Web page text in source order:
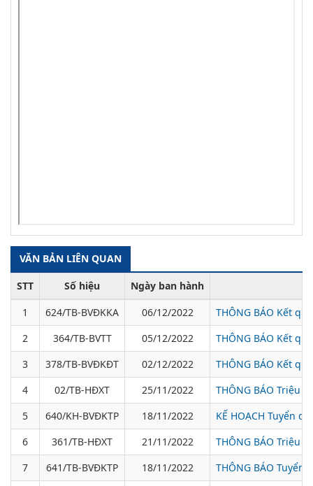
VĂN BẢN LIÊN QUAN
STT Số hiệu
Ngày ban hành
1
624/TB-BVĐKKA 06/12/2022
THÔNG BÁO Kết
2
364/TB-BVTT 05/12/2022
THÔNG BÁO Kết
3
378/TB-BVĐKĐT 02/12/2022
THÔNG BÁO Kết
4
02/TB-HĐXT 25/11/2022
THÔNG BÁO Triệu
5
640/KH-BVĐKTP 18/11/2022
KẾ HOẠCH Tuyển
6
361/TB-HĐXT 21/11/2022
THÔNG BÁO Triệu
7
641/TB-BVĐKTP 18/11/2022 THÔNG BÁO Tuyển